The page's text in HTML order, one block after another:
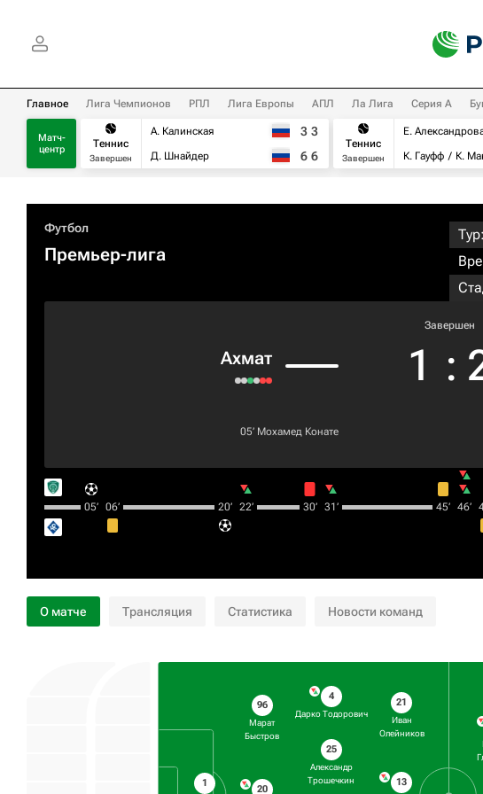
Главное Лига Чемпионов РПЛ Лига Европы АПЛ Ла Лига Серия А
Матч-
центр
Теннис
Завершен
А. Калинская
Д. Шнайдер
3 3
6 6
Теннис
Завершен
Е.
К. Гауфф
К.
Футбол
Премьер-лига
Тур:
Ахмат
Завершен
1 :
05‎’‎ Мохамед Конате
05‎’‎ 06‎’‎ 20‎’‎ 22‎’‎ 30‎’‎ 31‎’‎ 45‎’‎ 46‎’‎
О матче Трансляция Статистика Новости команд
1
96
Марат
Быстров
20
4
Дарко Тодорович
25
Александр
Трошечкин
21
Иван
Олейников
13